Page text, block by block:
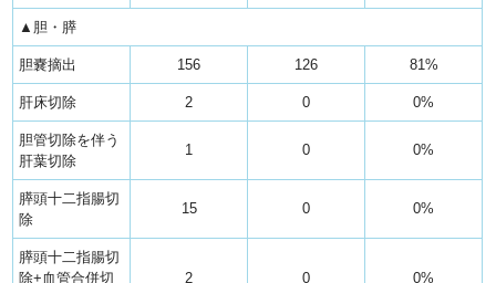
▲胆・膵
胆嚢摘出 156 126 81%
肝床切除 2 0 0%
胆管切除を伴う
肝葉切除
1 0 0%
膵頭十二指腸切
除
15 0 0%
膵頭十二指腸切
除+血管合併切
2 0 0%